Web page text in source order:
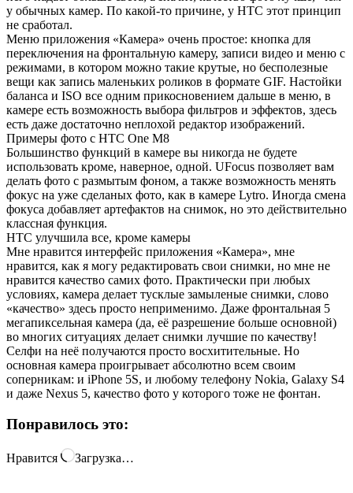
у обычных камер. По какой-то причине, у HTC этот принцип
не сработал.
Меню приложения «Камера» очень простое: кнопка для
переключения на фронтальную камеру, записи видео и меню с
режимами, в котором можно такие крутые, но бесполезные
вещи как запись маленьких роликов в формате GIF. Настойки
баланса и ISO все одним прикосновением дальше в меню, в
камере есть возможность выбора фильтров и эффектов, здесь
есть даже достаточно неплохой редактор изображений.
Примеры фото с HTC One M8
Большинство функций в камере вы никогда не будете
использовать кроме, наверное, одной. UFocus позволяет вам
делать фото с размытым фоном, а также возможность менять
фокус на уже сделаных фото, как в камере Lytro. Иногда смена
фокуса добавляет артефактов на снимок, но это действительно
классная функция.
HTC улучшила все, кроме камеры
Мне нравится интерфейс приложения «Камера», мне
нравится, как я могу редактировать свои снимки, но мне не
нравится качество самих фото. Практически при любых
условиях, камера делает тусклые замыленые снимки, слово
«качество» здесь просто неприменимо. Даже фронтальная 5
мегапиксельная камера (да, её разрешение больше основной)
во многих ситуациях делает снимки лучшие по качеству!
Селфи на неё получаются просто восхитительные. Но
основная камера проигрывает абсолютно всем своим
соперникам: и iPhone 5S, и любому телефону Nokia, Galaxy S4
и даже Nexus 5, качество фото у которого тоже не фонтан.
Понравилось это:
Нравится Загрузка…